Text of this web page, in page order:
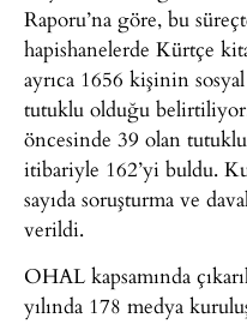
Raporu’na göre, bu
hapishanelerde Kürtçe
ayrıca 1656 kişinin
tutuklu olduğu
öncesinde 39 olan tutuklu
itibariyle 162’yi buldu.
sayıda soruşturma ve
verildi.
OHAL kapsamında
yılında 178 medya